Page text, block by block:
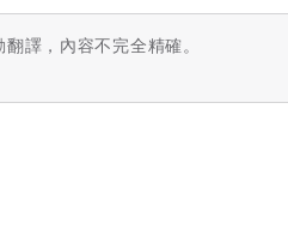
譯，內容不完全精確。